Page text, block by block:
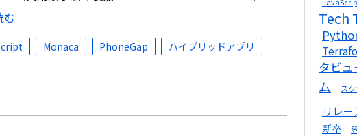
む
Monaca PhoneGap
ハイブリッドアプリ
Tech
タビュ
ム
ス
リレー
新卒